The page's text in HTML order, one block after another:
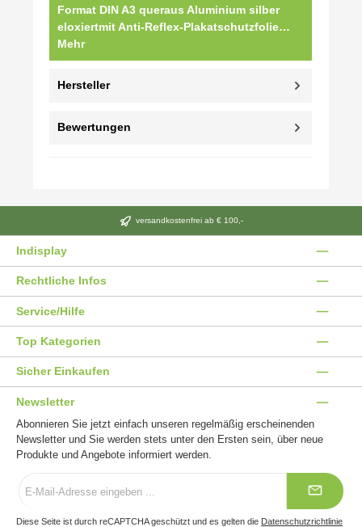
Format DIN A3 queraus Aluminium silber
eloxiertmit Anti-Reflex-Plakatschutzfolie…
Mehr
Hersteller
Bewertungen
versandkostenfrei ab € 100,-
Indisplay
Rechtliche Infos
Service/Hilfe
Top Kategorien
Sicher Einkaufen
Newsletter
Abonnieren Sie jetzt einfach unseren regelmäßig erscheinenden
Newsletter und Sie werden stets unter den Ersten sein, über neue
Produkte und Angebote informiert werden.
Mail-
Diese Seite ist durch reCAPTCHA geschützt und es gelten die Datenschutzrichtlinie